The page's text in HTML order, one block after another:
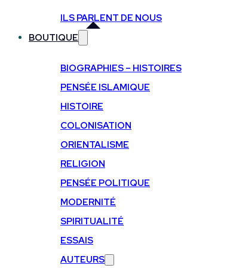
ILS PARLENT DE NOUS
BOUTIQUE
BIOGRAPHIES – HISTOIRES
PENSÉE ISLAMIQUE
HISTOIRE
COLONISATION
ORIENTALISME
RELIGION
PENSÉE POLITIQUE
MODERNITÉ
SPIRITUALITÉ
ESSAIS
AUTEURS